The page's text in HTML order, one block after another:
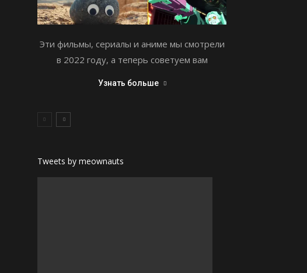
Эти фильмы, сериалы и аниме мы смотрели
в 2022 году, а теперь советуем вам
Узнать больше
Tweets by meownauts